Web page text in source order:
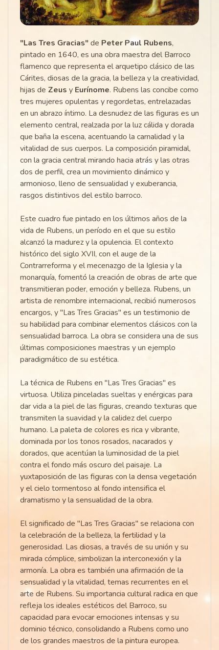
"Las Tres Gracias"de Peter Paul Rubens,
pintado en 1640, es una obra maestra del Barroco
flamenco que representa el arquetipo clásico de las
Cárites, diosas de la gracia, la belleza y la creatividad,
hijas de Zeus y Eurínome. Rubens las concibe como
tres mujeres opulentas y regordetas, entrelazadas
en un abrazo íntimo. La desnudez de las figuras es un
elemento central, realzada por la luz cálida y dorada
que baña la escena, acentuando la carnalidad y la
vitalidad de sus cuerpos. La composición piramidal,
con la gracia central mirando hacia atrás y las otras
dos de perfil, crea un movimiento dinámico y
armonioso, lleno de sensualidad y exuberancia,
rasgos distintivos del estilo barroco.
Este cuadro fue pintado en los últimos años de la
vida de Rubens, un período en el que su estilo
alcanzó la madurez y la opulencia. El contexto
histórico del siglo XVII, con el auge de la
Contrarreforma y el mecenazgo de la Iglesia y la
monarquía, fomentó la creación de obras de arte que
transmitieran poder, emoción y belleza. Rubens, un
artista de renombre internacional, recibió numerosos
encargos, y "Las Tres Gracias" es un testimonio de
su habilidad para combinar elementos clásicos con la
sensualidad barroca. La obra se considera una de sus
últimas composiciones maestras y un ejemplo
paradigmático de su estética.
La técnica de Rubens en "Las Tres Gracias" es
virtuosa. Utiliza pinceladas sueltas y enérgicas para
dar vida a la piel de las figuras, creando texturas que
transmiten la suavidad y la calidez del cuerpo
humano. La paleta de colores es rica y vibrante,
dominada por los tonos rosados, nacarados y
dorados, que acentúan la luminosidad de la piel
contra el fondo más oscuro del paisaje. La
yuxtaposición de las figuras con la densa vegetación
y el cielo tormentoso al fondo intensifica el
dramatismo y la sensualidad de la obra.
El significado de "Las Tres Gracias" se relaciona con
la celebración de la belleza, la fertilidad y la
generosidad. Las diosas, a través de su unión y su
mirada cómplice, simbolizan la interconexión y la
armonía. La obra es también una afirmación de la
sensualidad y la vitalidad, temas recurrentes en el
arte de Rubens. Su importancia cultural radica en que
refleja los ideales estéticos del Barroco, su
capacidad para evocar emociones intensas y su
dominio técnico, consolidando a Rubens como uno
de los grandes maestros de la pintura europea.